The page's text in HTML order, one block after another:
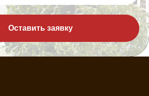
Оставить заявку